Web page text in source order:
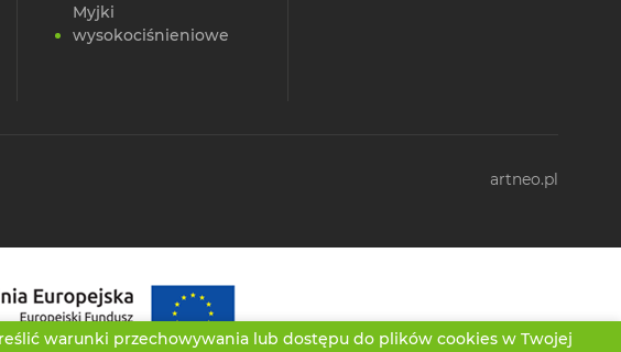
warunki przechowywania lub dostępu do plików cookies w Twojej
Myjki
wysokociśnieniowe
artneo.pl